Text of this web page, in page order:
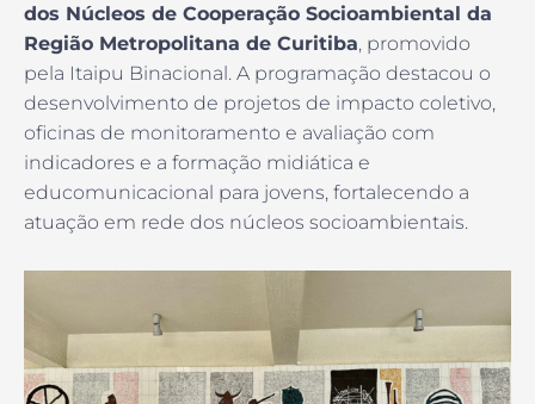
dos Núcleos de Cooperação Socioambiental da
Região Metropolitana de Curitiba, promovido
pela Itaipu Binacional. A programação destacou o
desenvolvimento de projetos de impacto coletivo,
oficinas de monitoramento e avaliação com
indicadores e a formação midiática e
educomunicacional para jovens, fortalecendo a
atuação em rede dos núcleos socioambientais.